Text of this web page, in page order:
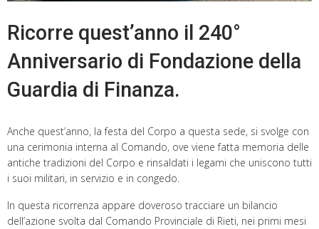
Ricorre quest’anno il 240°
Anniversario di Fondazione della
Guardia di Finanza.
Anche quest’anno, la festa del Corpo a questa sede, si svolge con
una cerimonia interna al Comando, ove viene fatta memoria delle
antiche tradizioni del Corpo e rinsaldati i legami che uniscono tutti
i suoi militari, in servizio e in congedo.
In questa ricorrenza appare doveroso tracciare un bilancio
dell’azione svolta dal Comando Provinciale di Rieti, nei primi mesi